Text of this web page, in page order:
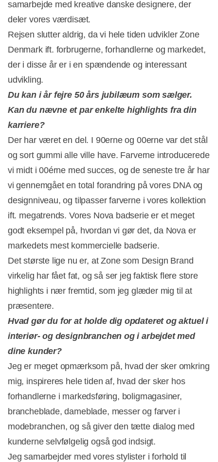
samarbejde med kreative danske designere, der
deler vores værdisæt.
Rejsen slutter aldrig, da vi hele tiden udvikler Zone
Denmark ift. forbrugerne, forhandlerne og markedet,
der i disse år er i en spændende og interessant
udvikling.
Du kan i år fejre 50 års jubilæum som sælger.
Kan du nævne et par enkelte highlights fra din
karriere?
Der har været en del. I 90erne og 00erne var det stål
og sort gummi alle ville have. Farverne introducerede
vi midt i 00érne med succes, og de seneste tre år har
vi gennemgået en total forandring på vores DNA og
designniveau, og tilpasser farverne i vores kollektion
ift. megatrends. Vores Nova badserie er et meget
godt eksempel på, hvordan vi gør det, da Nova er
markedets mest kommercielle badserie.
Det største lige nu er, at Zone som Design Brand
virkelig har fået fat, og så ser jeg faktisk flere store
highlights i nær fremtid, som jeg glæder mig til at
præsentere.
Hvad gør du for at holde dig opdateret og aktuel i
interiør- og designbranchen og i arbejdet med
dine kunder?
Jeg er meget opmærksom på, hvad der sker omkring
mig, inspireres hele tiden af, hvad der sker hos
forhandlerne i markedsføring, boligmagasiner,
brancheblade, dameblade, messer og farver i
modebranchen, og så giver den tætte dialog med
kunderne selvfølgelig også god indsigt.
Jeg samarbejder med vores stylister i forhold til